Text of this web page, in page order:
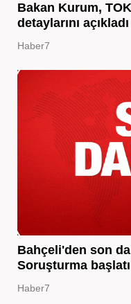
Bakan Kurum,
detaylarını açıkladı
Haber7
Bahçeli'den son
Soruşturma
Haber7